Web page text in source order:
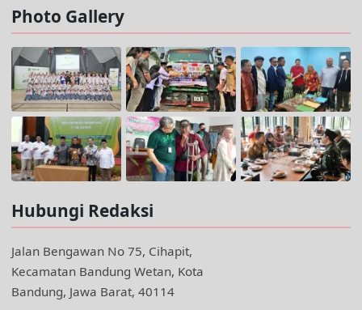
Photo Gallery
Hubungi Redaksi
Jalan Bengawan No 75, Cihapit,
Kecamatan Bandung Wetan, Kota
Bandung, Jawa Barat, 40114